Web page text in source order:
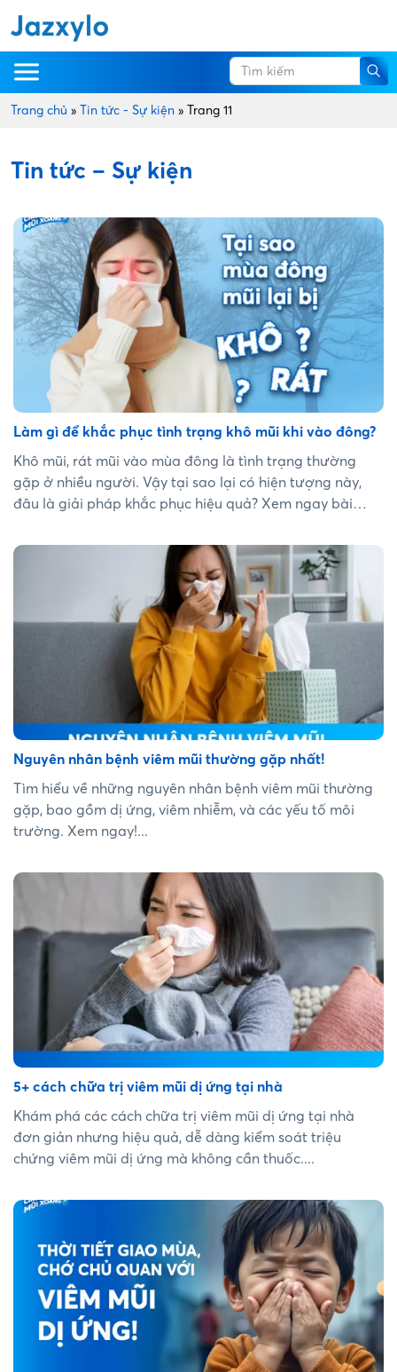
Trang chủ » Tin tức - Sự kiện » Trang 11
Tin tức – Sự kiện
Làm gì để khắc phục tình trạng khô mũi khi vào đông?
Khô mũi, rát mũi vào mùa đông là tình trạng thường
gặp ở nhiều người. Vậy tại sao lại có hiện tượng này,
đâu là giải pháp khắc phục hiệu quả? Xem ngay bài
Nguyên nhân bệnh viêm mũi thường gặp nhất!
Tìm hiểu về những nguyên nhân bệnh viêm mũi thường
gặp, bao gồm dị ứng, viêm nhiễm, và các yếu tố môi
trường. Xem ngay!...
5+ cách chữa trị viêm mũi dị ứng tại nhà
Khám phá các cách chữa trị viêm mũi dị ứng tại nhà
đơn giản nhưng hiệu quả, dễ dàng kiểm soát triệu
chứng viêm mũi dị ứng mà không cần thuốc....